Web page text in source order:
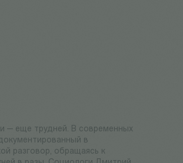
— еще трудней. В современных
в
разговор, обращаясь к